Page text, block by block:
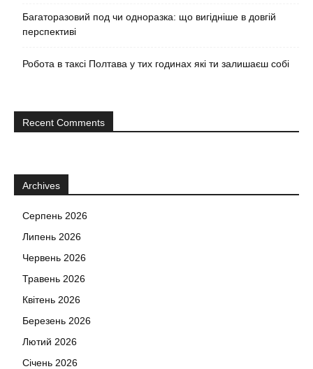
Багаторазовий под чи одноразка: що вигідніше в довгій
перспективі
Робота в таксі Полтава у тих годинах які ти залишаєш собі
Recent Comments
Archives
Серпень 2026
Липень 2026
Червень 2026
Травень 2026
Квітень 2026
Березень 2026
Лютий 2026
Січень 2026